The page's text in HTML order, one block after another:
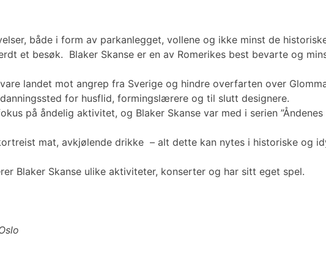
både i form av parkanlegget, vollene og ikke minst de
et besøk. Blaker Skanse er en av Romerikes best bevarte og
landet mot angrep fra Sverige og hindre overfarten over
for husflid, formingslærere og til slutt designere.
på åndelig aktivitet, og Blaker Skanse var med i serien ”Åndenes
mat, avkjølende drikke – alt dette kan nytes i historiske og
Blaker Skanse ulike aktiviteter, konserter og har sitt eget spel.